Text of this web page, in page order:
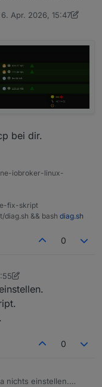
6. Apr. 2026, 15:47
von Thomas Braun
bei dir.
iobroker-linux-
fix-skript
diag.sh && bash diag.sh
0
CH4. Juni 2026, 17:55
0
nichts einstellen.